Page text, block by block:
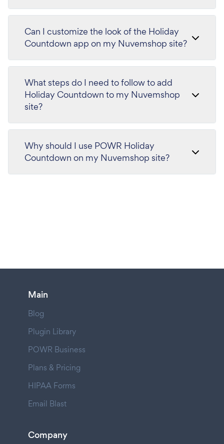
Can I customize the look of the Holiday
Countdown app on my Nuvemshop site?
What steps do I need to follow to add
Holiday Countdown to my Nuvemshop
site?
Why should I use POWR Holiday
Countdown on my Nuvemshop site?
Main
Blog
Plugin Library
POWR Business
Plans & Pricing
HIPAA Forms
Email Blast
Company